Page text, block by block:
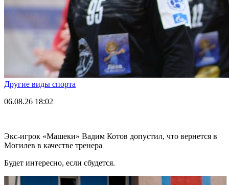
Другие виды спорта
06.08.26 18:02
Экс-игрок «Машеки» Вадим Котов допустил, что вернется в
Могилев в качестве тренера
Будет интересно, если сбудется.